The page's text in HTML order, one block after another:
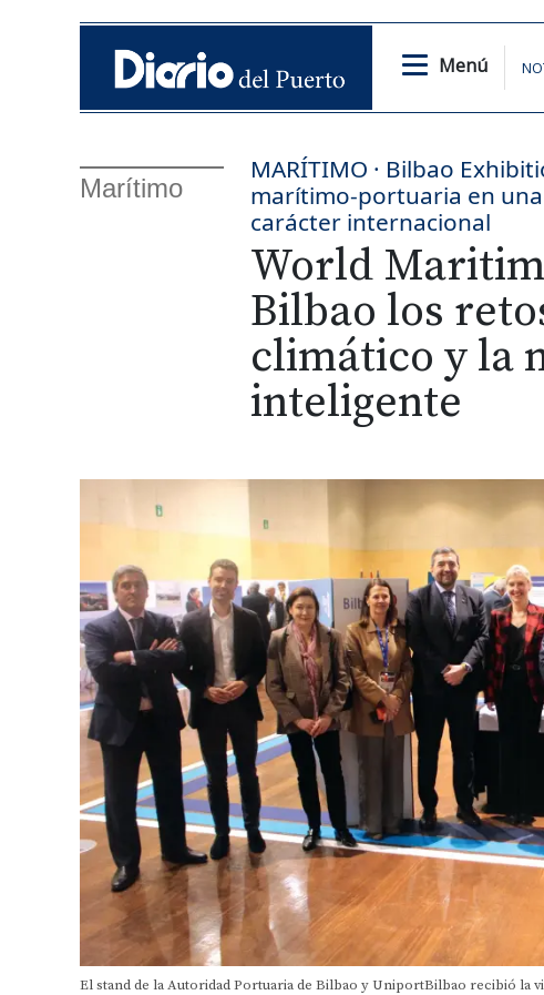
Menú
Marítimo
MARÍTIMO · Bilbao
marítimo-portuaria en
carácter internacional
World
Bilbao los
climático y la
inteligente
El stand de la Autoridad Portuaria de Bilbao y UniportBilbao recibió la